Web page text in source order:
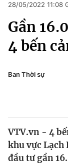
Chuyên mục
Chính trị
Thế giới
Pháp luật
Kinh tế
Thể thao
Truyền
Y tế
28/05/2022 11:08
Gần
4 bến
Ban Thời sự
VTV.vn - 4
khu vực Lạch
đầu tư gần